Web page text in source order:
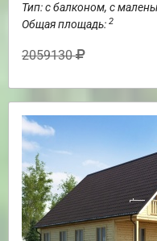
Тип: с балконом, с
Общая площадь: 2
2059130